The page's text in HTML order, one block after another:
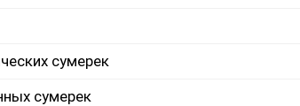
сумерек
сумерек